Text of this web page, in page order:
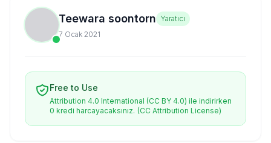
Teewara soontorn Yaratıcı
7 Ocak 2021
Free to Use
Attribution 4.0 International (CC BY 4.0) ile indirirken
0 kredi harcayacaksınız. (CC Attribution License)